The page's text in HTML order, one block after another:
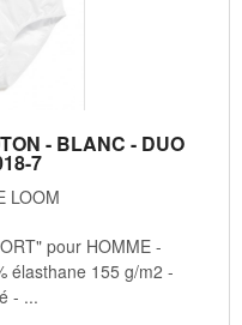
- BLANC - DUO
7
LOOM
pour HOMME -
élasthane 155 g/m2 -
- ...